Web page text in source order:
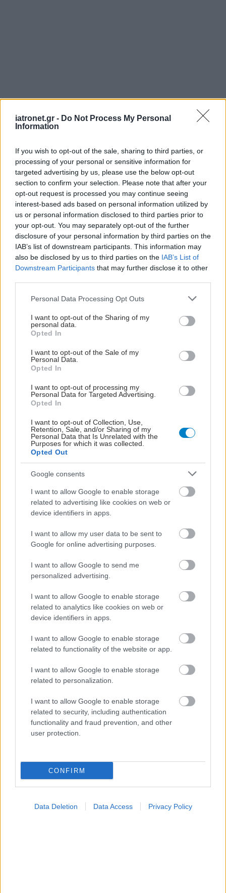
iatronet.gr - Do Not Process My Personal
Information
If you wish to opt-out of the sale, sharing to third parties, or
processing of your personal or sensitive information for
targeted advertising by us, please use the below opt-out
section to confirm your selection. Please note that after your
opt-out request is processed you may continue seeing
interest-based ads based on personal information utilized by
us or personal information disclosed to third parties prior to
your opt-out. You may separately opt-out of the further
disclosure of your personal information by third parties on the
IAB’s list of downstream participants. This information may
also be disclosed by us to third parties on the IAB’s List of
Downstream Participants that may further disclose it to other
Please note that this website/app uses one or more Google
not limited to your visit or usage behaviour. You may click to
grant or deny consent to Google and its third-party tags to
use your data for below specified purposes in below Google
consent section.
Personal Data Processing Opt Outs
I want to opt-out of the Sharing of my
personal data.
Opted In
I want to opt-out of the Sale of my
Personal Data.
Opted In
I want to opt-out of processing my
Personal Data for Targeted Advertising.
Opted In
I want to opt-out of Collection, Use,
Retention, Sale, and/or Sharing of my
Personal Data that Is Unrelated with the
Purposes for which it was collected.
Opted Out
Google consents
I want to allow Google to enable storage
related to advertising like cookies on web or
device identifiers in apps.
I want to allow my user data to be sent to
Google for online advertising purposes.
I want to allow Google to send me
personalized advertising.
I want to allow Google to enable storage
related to analytics like cookies on web or
device identifiers in apps.
I want to allow Google to enable storage
related to functionality of the website or app.
I want to allow Google to enable storage
related to personalization.
I want to allow Google to enable storage
related to security, including authentication
functionality and fraud prevention, and other
user protection.
CONFIRM
Data Deletion Data Access Privacy Policy
ΜΠΕΙΤΕ ΣΤΗ ΣΥΖΗΤΗΣΗ
Loading...
ΣΗΜΕΡΑ ΣΤΟ IATRONET.GR